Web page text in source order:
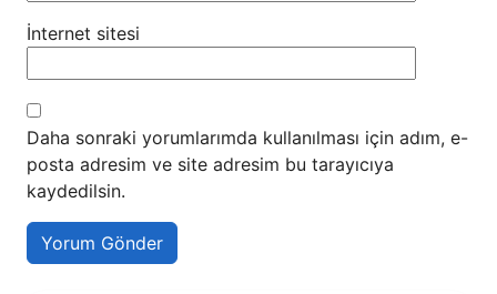
İnternet sitesi
Daha sonraki yorumlarımda kullanılması için adım, e-
posta adresim ve site adresim bu tarayıcıya
kaydedilsin.